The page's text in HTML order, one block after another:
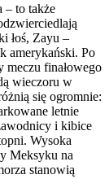
– to także
łoś, Zayu –
amerykański. Po
meczu finałowego
wieczoru w
się ogromnie:
letnie
i kibice
Wysoka
Meksyku na
stanowią